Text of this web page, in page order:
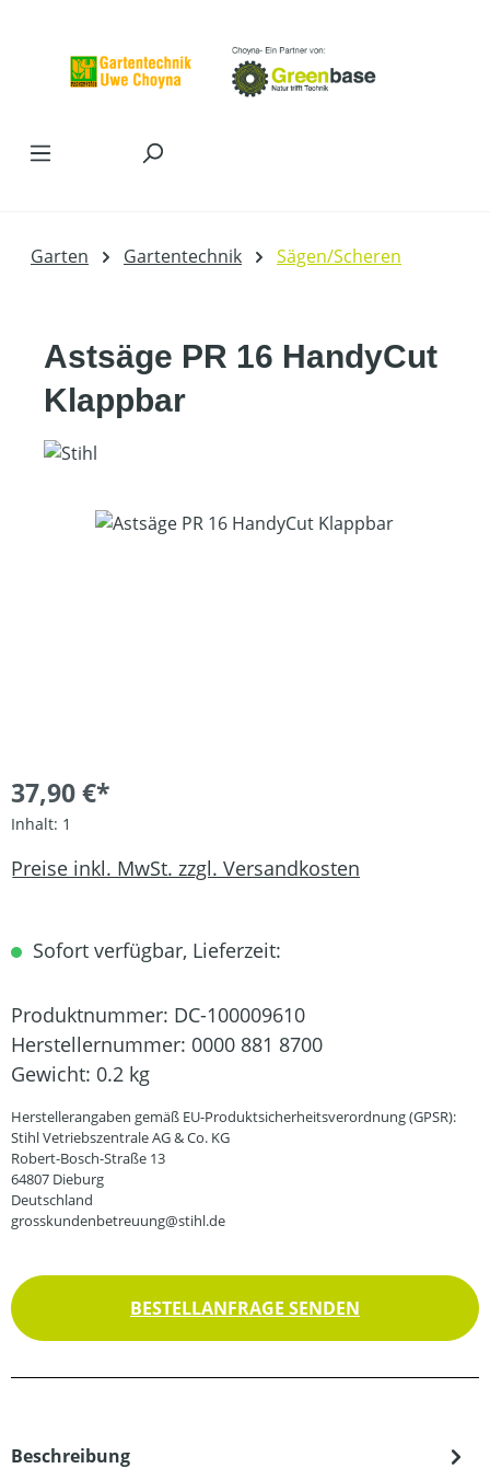
Garten Gartentechnik Sägen/Scheren
Astsäge PR 16 HandyCut
Klappbar
Bildergalerie überspringen
37,90 €*
Inhalt: 1
Preise inkl. MwSt. zzgl. Versandkosten
Sofort verfügbar, Lieferzeit:
Produktnummer: DC-100009610
Herstellernummer: 0000 881 8700
Gewicht: 0.2 kg
Herstellerangaben gemäß EU-Produktsicherheitsverordnung (GPSR):
Stihl Vetriebszentrale AG & Co. KG
Robert-Bosch-Straße 13
64807 Dieburg
Deutschland
grosskundenbetreuung@stihl.de
BESTELLANFRAGE SENDEN
Beschreibung